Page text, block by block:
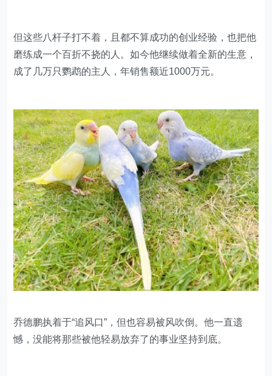
但这些八杆子打不着，且都不算成功的创业经验，也把他
磨练成一个百折不挠的人。如今他继续做着全新的生意，
成了几万只鹦鹉的主人，年销售额近1000万元。
乔德鹏执着于“追风口”，但也容易被风吹倒。他一直遗
憾，没能将那些被他轻易放弃了的事业坚持到底。